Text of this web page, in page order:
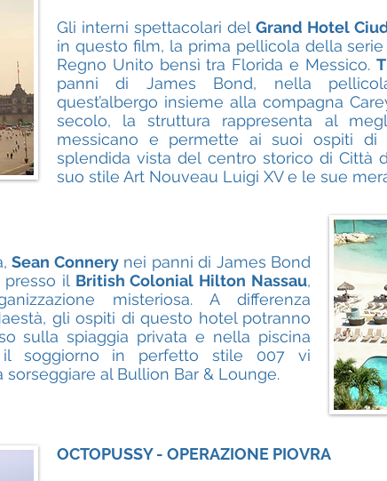
Gli interni spettacolari del Grand Hotel
in questo film, la prima pellicola della
Regno Unito bensì tra Florida e Messico.
panni di James Bond, nella
quest’albergo insieme alla compagna
secolo, la struttura rappresenta al
messicano e permette ai suoi ospiti di
splendida vista del centro storico di Città
suo stile Art Nouveau Luigi XV e le sue
Sean Connerynei panni di James Bond
presso il British Colonial Hilton Nassau,
misteriosa. A differenza
gli ospiti di questo hotel potranno
sulla spiaggia privata e nella piscina
il soggiorno in perfetto stile 007 vi
al Bullion Bar & Lounge.
OCTOPUSSY - OPERAZIONE PIOVRA